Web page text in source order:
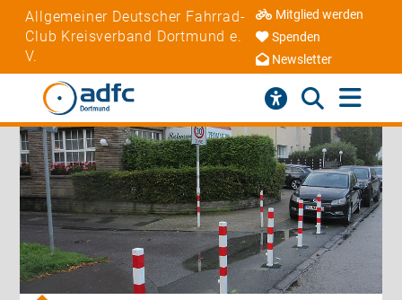
Allgemeiner Deutscher Fahrrad-
Club Kreisverband Dortmund e.
V.
Mitglied werden
Spenden
Newsletter